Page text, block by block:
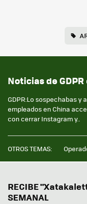
Noticias de
GDPR:Lo sospechabas y
empleados en China
con cerrar Instagram y..
OTROS TEMAS:
RECIBE
SEMANAL